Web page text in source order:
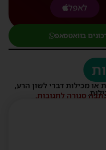
לאפל
בוואטסאפ
או מכילות דברי לשון הרע,
סגורה לתגובות.